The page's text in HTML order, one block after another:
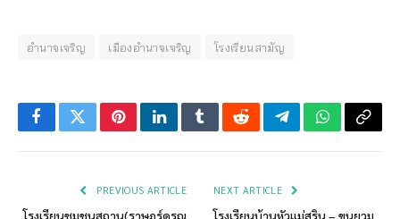
อำนาจเจริญ เมืองอำนาจเจริญ โรงเรียนสามัญ
FacebookTwitterPinterestLinkedInTumblrRedditTelegramWhatsApp
Copy
PREVIOUS ARTICLE
โรงเรียนชุมชนสถาน(ราษฎร์ดรุณ
NEXT ARTICLE
โรงเรียนบ้านหัวแม่สุริน – ขุนยวม